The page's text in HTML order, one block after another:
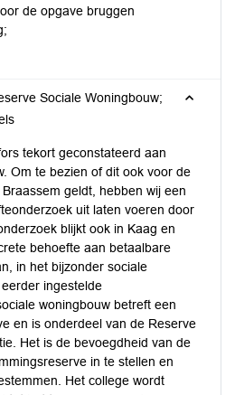
de opgave bruggen
Sociale Woningbouw;
tekort geconstateerd aan
Om te bezien of dit ook voor de
geldt, hebben wij een
uit laten voeren door
blijkt ook in Kaag en
behoefte aan betaalbare
in het bijzonder sociale
ingestelde
woningbouw betreft een
en is onderdeel van de Reserve
Het is de bevoegdheid van de
in te stellen en
Het college wordt